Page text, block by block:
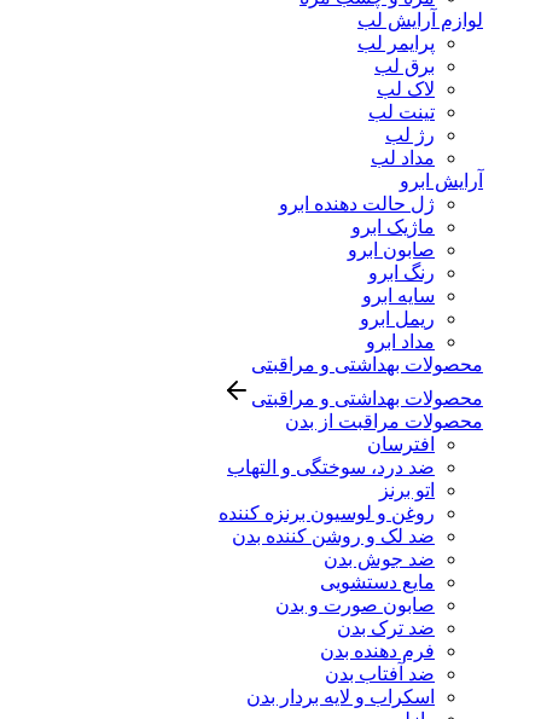
لوازم آرایش لب
پرایمر لب
برق لب
لاک لب
تینت لب
رژ لب
مداد لب
آرایش ابرو
ژل حالت دهنده ابرو
ماژیک ابرو
صابون ابرو
رنگ ابرو
سایه ابرو
ریمل ابرو
مداد ابرو
محصولات بهداشتی و مراقبتی
محصولات بهداشتی و مراقبتی
محصولات مراقبت از بدن
افترسان
ضد درد، سوختگی و التهاب
اتو برنز
روغن و لوسیون برنزه کننده
ضد لک و روشن کننده بدن
ضد جوش بدن
مایع دستشویی
صابون صورت و بدن
ضد ترک بدن
فرم دهنده بدن
ضد آفتاب بدن
اسکراب و لایه بردار بدن